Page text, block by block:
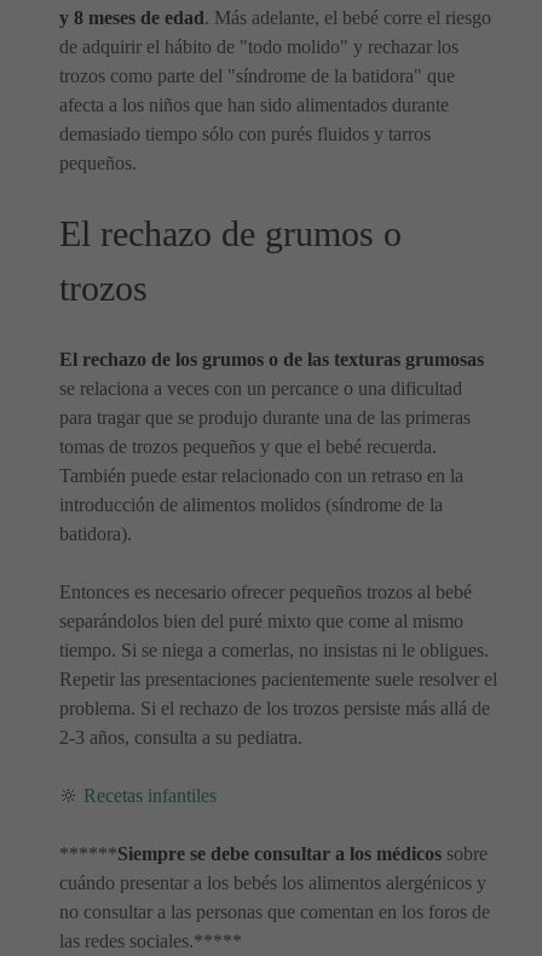
y 8 meses de edad. Más adelante, el bebé corre el riesgo
de adquirir el hábito de "todo molido" y rechazar los
trozos como parte del "síndrome de la batidora" que
afecta a los niños que han sido alimentados durante
demasiado tiempo sólo con purés fluidos y tarros
pequeños.
El rechazo de grumos o
trozos
El rechazo de los grumos o de las texturas grumosas
se relaciona a veces con un percance o una dificultad
para tragar que se produjo durante una de las primeras
tomas de trozos pequeños y que el bebé recuerda.
También puede estar relacionado con un retraso en la
introducción de alimentos molidos (síndrome de la
batidora).
Entonces es necesario ofrecer pequeños trozos al bebé
separándolos bien del puré mixto que come al mismo
tiempo. Si se niega a comerlas, no insistas ni le obligues.
Repetir las presentaciones pacientemente suele resolver el
problema. Si el rechazo de los trozos persiste más allá de
2-3 años, consulta a su pediatra.
🔆 Recetas infantiles
******Siempre se debe consultar a los médicos sobre
cuándo presentar a los bebés los alimentos alergénicos y
no consultar a las personas que comentan en los foros de
las redes sociales.*****